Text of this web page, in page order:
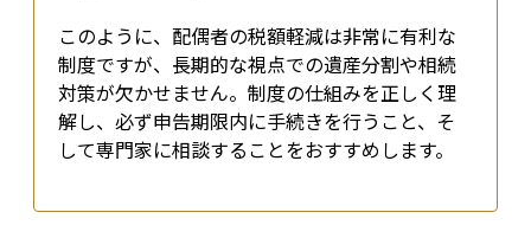
このように、配偶者の税額軽減は非常に有利な
制度ですが、長期的な視点での遺産分割や相続
対策が欠かせません。制度の仕組みを正しく理
解し、必ず申告期限内に手続きを行うこと、そ
して専門家に相談することをおすすめします。